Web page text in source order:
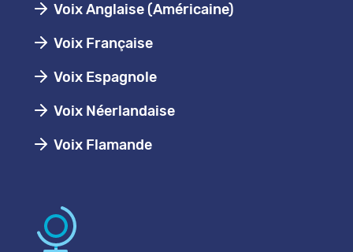
Voix Anglaise (Américaine)
Voix Française
Voix Espagnole
Voix Néerlandaise
Voix Flamande